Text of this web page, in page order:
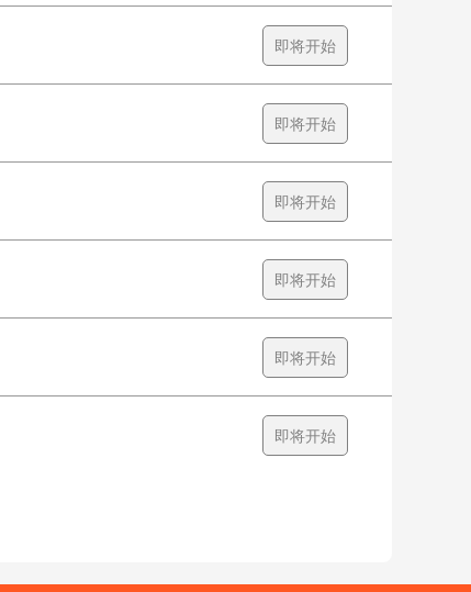
即将开始
即将开始
即将开始
即将开始
即将开始
即将开始